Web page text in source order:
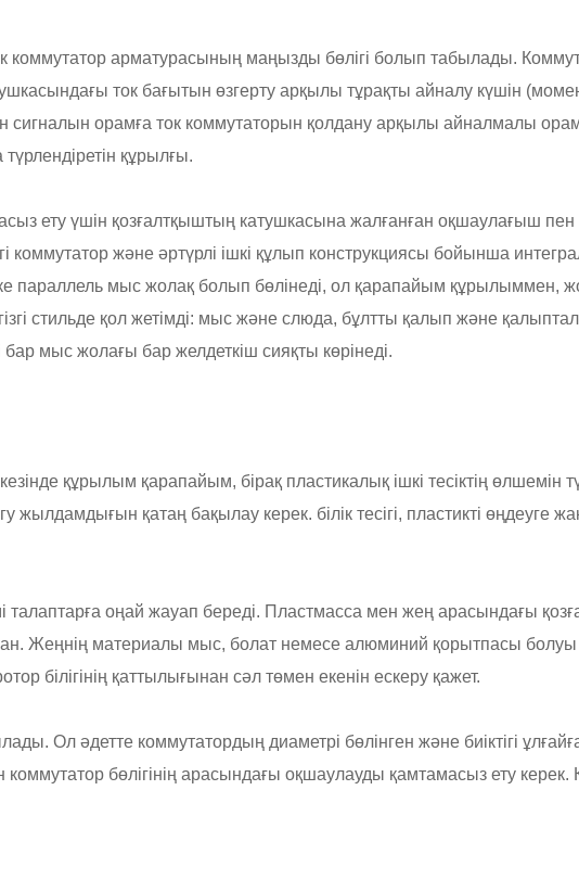
арматурасының маңызды бөлігі болып табылады.
ток бағытын өзгерту арқылы тұрақты айналу күшін
орамға ток коммутаторын қолдану арқылы айналмалы
құрылғы.
ету үшін қозғалтқыштың катушкасына жалғанған оқшаулағыш
коммутатор және әртүрлі ішкі құлып конструкциясы бойынша
параллель мыс жолақ болып бөлінеді, ол қарапайым құрылыммен,
стильде қол жетімді: мыс және слюда, бұлтты қалып және
мыс жолағы бар желдеткіш сияқты көрінеді.
құрылым қарапайым, бірақ пластикалық ішкі тесіктің өлшемін
қатаң бақылау керек. білік тесігі, пластикті өңдеуге
талаптарға оңай жауап береді. Пластмасса мен жең арасындағы
Жеңнің материалы мыс, болат немесе алюминий қорытпасы
білігінің қаттылығынан сәл төмен екенін ескеру қажет.
Ол әдетте коммутатордың диаметрі бөлінген және биіктігі
бөлігінің арасындағы оқшаулауды қамтамасыз ету